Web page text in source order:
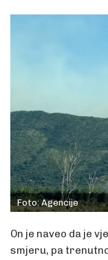
Foto: Agencije
On je naveo da je
smjeru, pa